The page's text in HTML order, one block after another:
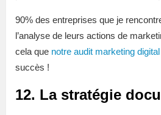
90% des entreprises que je
l’analyse de leurs actions de
cela que notre audit marketing
succès !
12. La stratégie